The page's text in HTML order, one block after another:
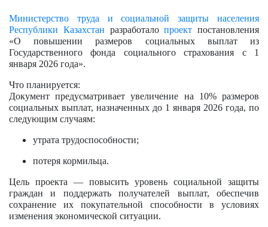
Министерство труда и социальной защиты населения
Республики Казахстан разработалопроект постановления
«О повышении размеров социальных выплат из
Государственного фонда социального страхования с 1
января 2026 года».
Что планируется:
Документ предусматривает увеличение на 10% размеров
социальных выплат, назначенных до 1 января 2026 года, по
следующим случаям:
утрата трудоспособности;
потеря кормильца.
Цель проекта — повысить уровень социальной защиты
граждан и поддержать получателей выплат, обеспечив
сохранение их покупательной способности в условиях
изменения экономической ситуации.